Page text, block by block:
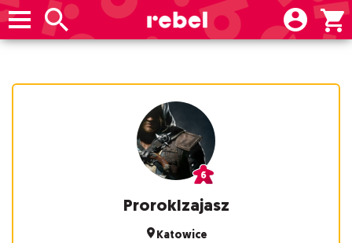
ProrokIzajasz
Katowice